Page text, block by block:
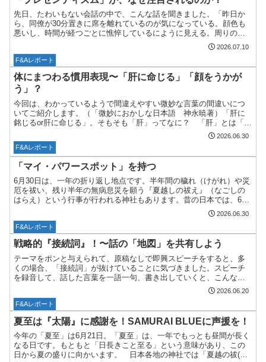
先日、たわいもない会話の中で、こんな話を聞きました。「昨日か
ら、同僚が30分置きに席を離れているのが気になっている。顔色も
悪いし、時間が経つごとに憔悴しているにように見える。周りの人
も心配して様子を見ているようだ。早退するように勧めても『大...
2026.07.10
F&Aレポート
体にまつわる慣用表現〜「肝に命じる」「顔をうかが
う」？
今回は、わかっているようで間違えやすい微妙な言葉の間違いにつ
いてご紹介します。（「微妙におかしな日本語 神永暁著）「肝に
銘じるor肝に命じる」。そもそも「肝」ってなに？ 「肝」とは「肝
臓」の「肝」。古くは魂が宿るところという意味で「心」のこ...
2026.06.30
F&Aレポート
「マイ・パワースポット」を持つ
6月30日は、一年の折り返し地点です。半年間の穢れ（けがれ）や災
厄を祓い、残り半年の無病息災を願う『夏越しの祓え』（なごしの
はらえ）という行事が行われる神社もあります。昔の日本では、6月
と12月の年２回、人々の罪や穢れを祓う『大祓』の儀式が...2026.06.30
F&Aレポート
戦略的『接続詞』！〜話の「地図」を共有しよう
テーマをポンと与えられて、原稿なしで即興スピーチをすると、多
くの場合、「接続詞」が抜けていることに気づきました。スピーチ
を録音して、話した言葉を一語一句、書き出していくと、こんな感
じです。「、、、で、私が今回気づいたことは〜、○○ということ...
2026.06.20
F&Aレポート
夏至は『太陽』に感謝を！SAMURAI BLUEに声援を！
今年の「夏至」は6月21日。「夏至」は、一年でもっとも昼間が長く
なる日です。もともと「日長きこと至る」という意味があり、この
日から夏の盛りに向かいます。 日本各地の神社では「夏越の祓(な